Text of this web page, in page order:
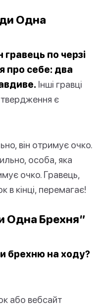
Одна
по черзі
про себе: два
Інші гравці
твердження є
він отримує очко.
особа, яка
очко. Гравець,
в кінці, перемагає!
Одна Брехня”
брехню на ходу?
або вебсайт